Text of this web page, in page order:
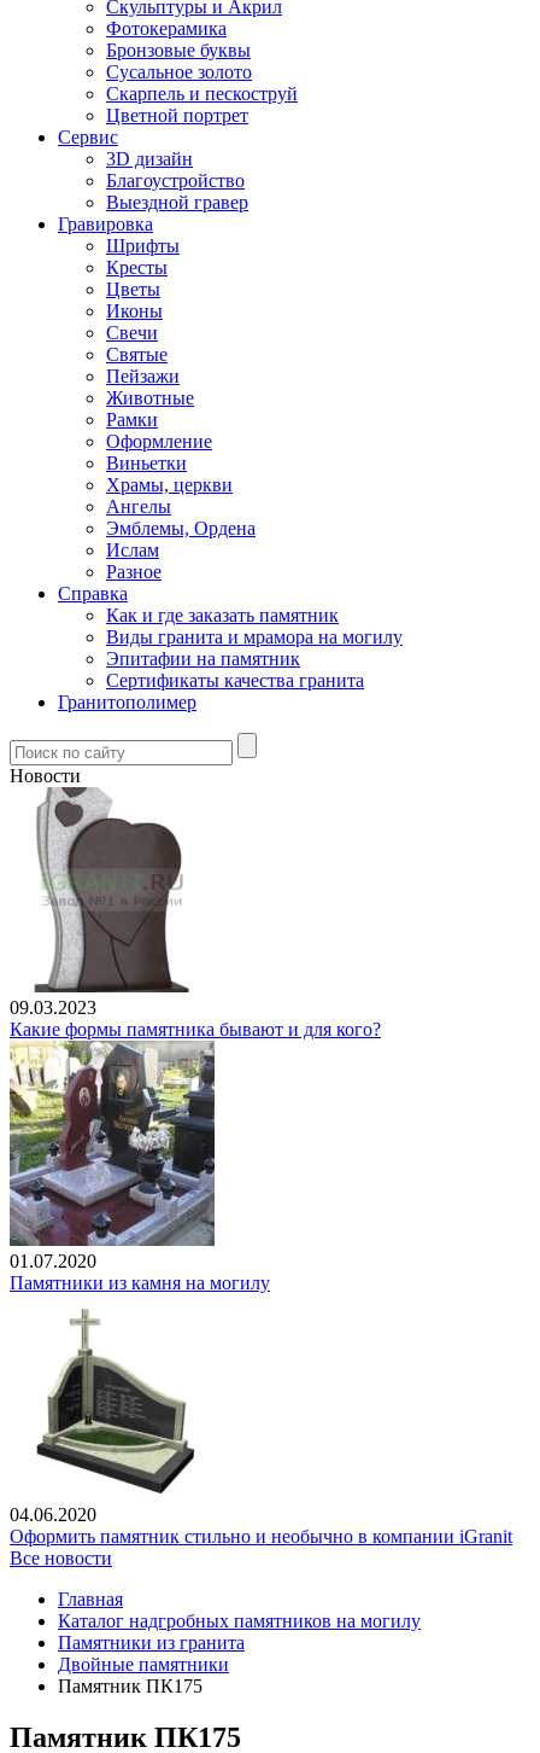
Скульптуры и Акрил
Фотокерамика
Бронзовые буквы
Сусальное золото
Скарпель и пескоструй
Цветной портрет
Сервис
3D дизайн
Благоустройство
Выездной гравер
Гравировка
Шрифты
Кресты
Цветы
Иконы
Свечи
Святые
Пейзажи
Животные
Рамки
Оформление
Виньетки
Храмы, церкви
Ангелы
Эмблемы, Ордена
Ислам
Разное
Справка
Как и где заказать памятник
Виды гранита и мрамора на могилу
Эпитафии на памятник
Сертификаты качества гранита
Гранитополимер
Новости
09.03.2023
Какие формы памятника бывают и для кого?
01.07.2020
Памятники из камня на могилу
04.06.2020
Оформить памятник стильно и необычно в компании iGranit
Все новости
Главная
Каталог надгробных памятников на могилу
Памятники из гранита
Двойные памятники
Памятник ПК175
Памятник ПК175